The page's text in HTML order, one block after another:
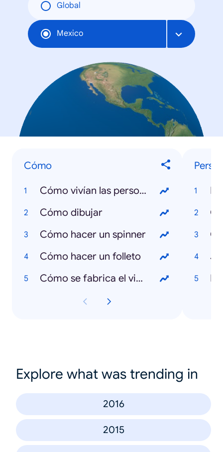
Global
Mexico
Cómo
Cómo vivían las personas en el antiguo Egipto
Cómo dibujar
Cómo hacer un spinner
Cómo hacer un folleto
Cómo se fabrica el vidrio
Explore what was trending in
2016
2015